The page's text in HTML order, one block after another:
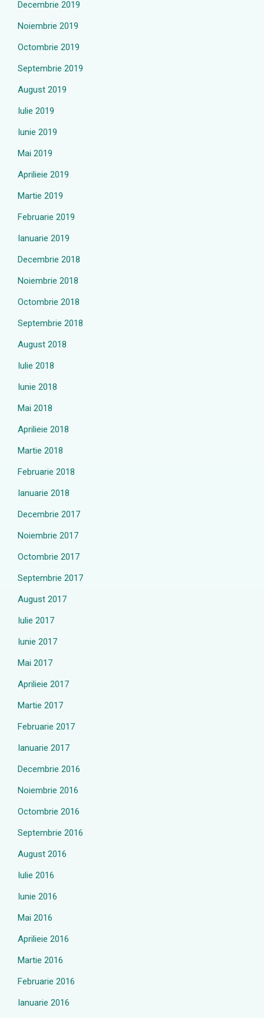
Decembrie 2019
Noiembrie 2019
Octombrie 2019
Septembrie 2019
August 2019
Iulie 2019
Iunie 2019
Mai 2019
Aprilieie 2019
Martie 2019
Februarie 2019
Ianuarie 2019
Decembrie 2018
Noiembrie 2018
Octombrie 2018
Septembrie 2018
August 2018
Iulie 2018
Iunie 2018
Mai 2018
Aprilieie 2018
Martie 2018
Februarie 2018
Ianuarie 2018
Decembrie 2017
Noiembrie 2017
Octombrie 2017
Septembrie 2017
August 2017
Iulie 2017
Iunie 2017
Mai 2017
Aprilieie 2017
Martie 2017
Februarie 2017
Ianuarie 2017
Decembrie 2016
Noiembrie 2016
Octombrie 2016
Septembrie 2016
August 2016
Iulie 2016
Iunie 2016
Mai 2016
Aprilieie 2016
Martie 2016
Februarie 2016
Ianuarie 2016